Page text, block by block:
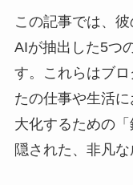
この記事では、
AIが抽出した5つ
す。これらはブ
たの仕事や生活
大化するための
隠された、非凡な